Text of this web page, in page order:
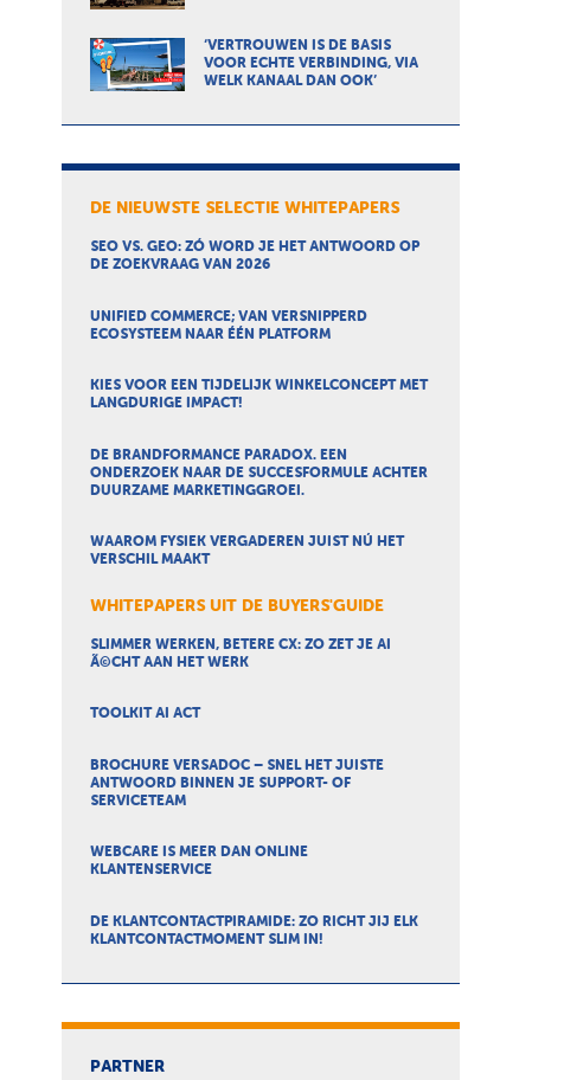
‘VERTROUWEN IS DE BASIS
VOOR ECHTE VERBINDING, VIA
WELK KANAAL DAN OOK’
DE NIEUWSTE SELECTIE WHITEPAPERS
SEO VS. GEO: ZÓ WORD JE HET ANTWOORD OP
DE ZOEKVRAAG VAN 2026
UNIFIED COMMERCE; VAN VERSNIPPERD
ECOSYSTEEM NAAR ÉÉN PLATFORM
KIES VOOR EEN TIJDELIJK WINKELCONCEPT MET
LANGDURIGE IMPACT!
DE BRANDFORMANCE PARADOX. EEN
ONDERZOEK NAAR DE SUCCESFORMULE ACHTER
DUURZAME MARKETINGGROEI.
WAAROM FYSIEK VERGADEREN JUIST NÚ HET
VERSCHIL MAAKT
WHITEPAPERS UIT DE BUYERS'GUIDE
SLIMMER WERKEN, BETERE CX: ZO ZET JE AI
Ã©CHT AAN HET WERK
TOOLKIT AI ACT
BROCHURE VERSADOC – SNEL HET JUISTE
ANTWOORD BINNEN JE SUPPORT- OF
SERVICETEAM
WEBCARE IS MEER DAN ONLINE
KLANTENSERVICE
DE KLANTCONTACTPIRAMIDE: ZO RICHT JIJ ELK
KLANTCONTACTMOMENT SLIM IN!
PARTNER